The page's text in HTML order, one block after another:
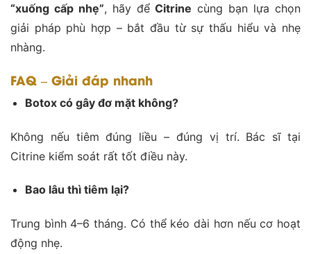
“xuống cấp nhẹ”, hãy đểCitrine cùng bạn lựa chọn
giải pháp phù hợp – bắt đầu từ sự thấu hiểu và nhẹ
nhàng.
FAQ – Giải đáp nhanh
Botox có gây đơ mặt không?
Không nếu tiêm đúng liều – đúng vị trí. Bác sĩ tại
Citrine kiểm soát rất tốt điều này.
Bao lâu thì tiêm lại?
Trung bình 4–6 tháng. Có thể kéo dài hơn nếu cơ hoạt
động nhẹ.